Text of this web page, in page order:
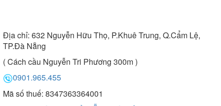
Địa chỉ: 632 Nguyễn Hữu Thọ, P.Khuê Trung, Q.Cẩm Lệ,
TP.Đà Nẵng
( Cách cầu Nguyễn Tri Phương 300m )
0901.965.455
Mã số thuế: 8347363364001